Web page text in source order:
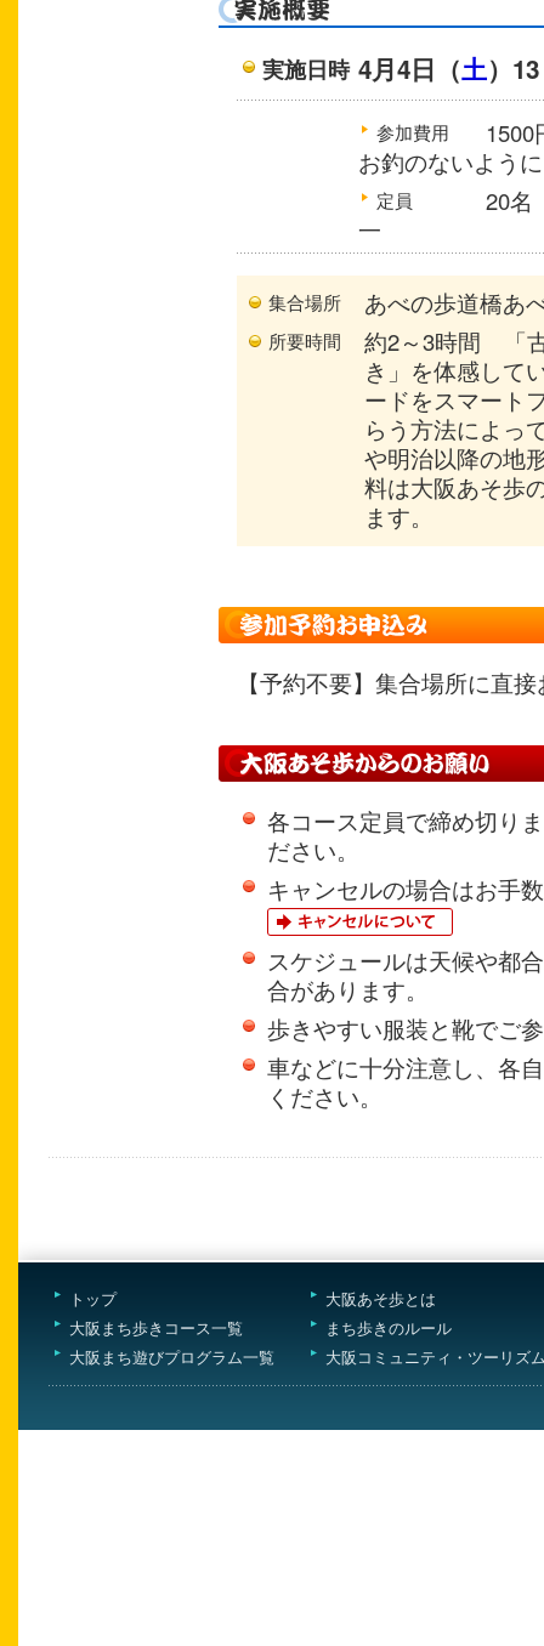
実施日時 4月4日（土）
参加費用
お釣のないよう
定員
20
一
集合場所 あべの歩道橋あ
所要時間
約2～3時間 「
き」を体感して
ードをスマート
らう方法によっ
や明治以降の地
料は大阪あそ歩
ます。
【予約不要】集合場所に直
各コース定員で締め切り
ださい。
キャンセルの場合はお手
スケジュールは天候や都
合があります。
歩きやすい服装と靴でご
車などに十分注意し、各
ください。
トップ
大阪まち歩きコース一覧
大阪まち遊びプログラム一覧
大阪あそ歩とは
まち歩きのルール
大阪コミュニティ・ツーリズ